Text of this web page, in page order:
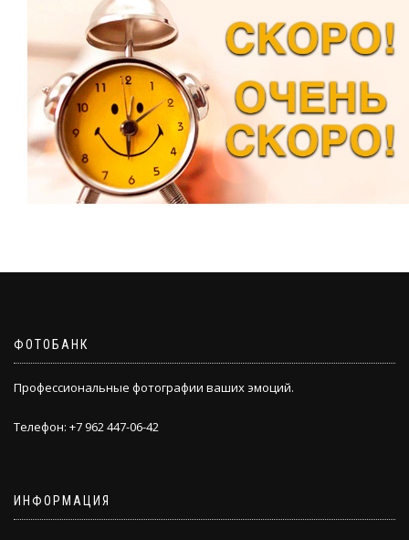
ФОТОБАНК
Профессиональные фотографии ваших эмоций.
Телефон: +7 962 447-06-42
ИНФОРМАЦИЯ